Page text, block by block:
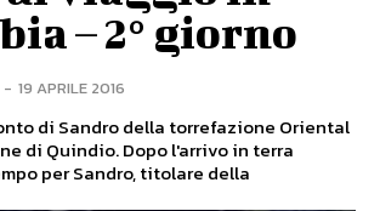
– 2° giorno
- 19 APRILE 2016
di Sandro della torrefazione Oriental
Dopo l'arrivo in terra
per Sandro, titolare della